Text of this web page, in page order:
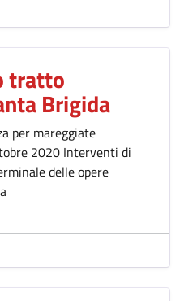
tratto
Brigida
per mareggiate
2020 Interventi di
delle opere